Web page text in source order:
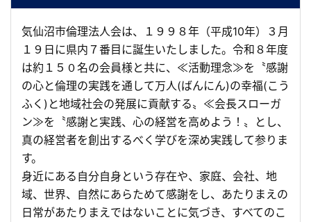
気仙沼市倫理法人会は、１９９８年（平成10年）３月
１９日に県内７番目に誕生いたしました。令和８年度
は約１５０名の会員様と共に、≪活動理念≫を〝感謝
の心と倫理の実践を通して万人(ばんにん)の幸福(こう
ふく)と地域社会の発展に貢献する〟≪会長スローガ
ン≫を〝感謝と実践、心の経営を高めよう！〟とし、
真の経営者を創出するべく学びを深め実践して参りま
す。
身近にある自分自身という存在や、家庭、会社、地
域、世界、自然にあらためて感謝をし、あたりまえの
日常があたりまえではないことに気づき、すべてのこ